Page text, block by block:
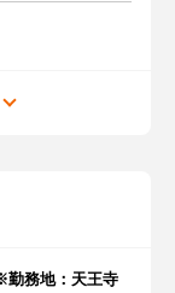
務地：天王寺